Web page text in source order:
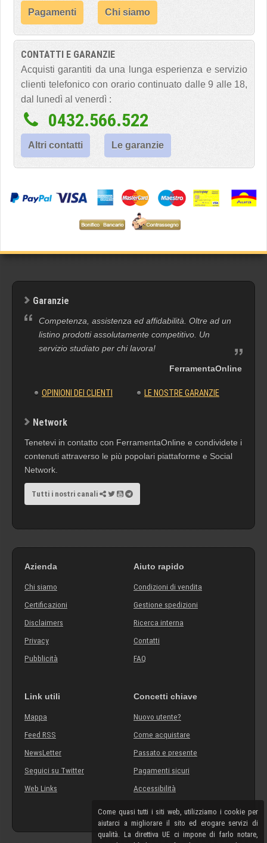
Come quasi tutti i siti web, utilizziamo i cookie per
aiutarci a migliorare il sito ed erogare servizi di
qualità. La direttiva UE ci impone di farlo notare,
Pagamenti Chi siamo
CONTATTI E GARANZIE
Acquisti garantiti da una lunga esperienza e servizio
clienti telefonico con orario continuato dalle 9 alle 18,
dal lunedì al venerdì :
0432.566.522
Altri contatti Le garanzie
Garanzie
Competenza, assistenza ed affidabilità. Oltre ad un
listino prodotti assolutamente competitivo. Un
servizio studiato per chi lavora!
FerramentaOnline
OPINIONI DEI CLIENTI LE NOSTRE GARANZIE
Network
Tenetevi in contatto con FerramentaOnline e condividete i
contenuti attraverso le più popolari piattaforme e Social
Network.
Tutti i nostri canali
Azienda
Chi siamo
Certificazioni
Disclaimers
Privacy
Pubblicità
Aiuto rapido
Condizioni di vendita
Gestione spedizioni
Ricerca interna
Contatti
FAQ
Link utili
Mappa
Feed RSS
NewsLetter
Seguici su Twitter
Web Links
Concetti chiave
Nuovo utente?
Come acquistare
Passato e presente
Pagamenti sicuri
Accessibilità